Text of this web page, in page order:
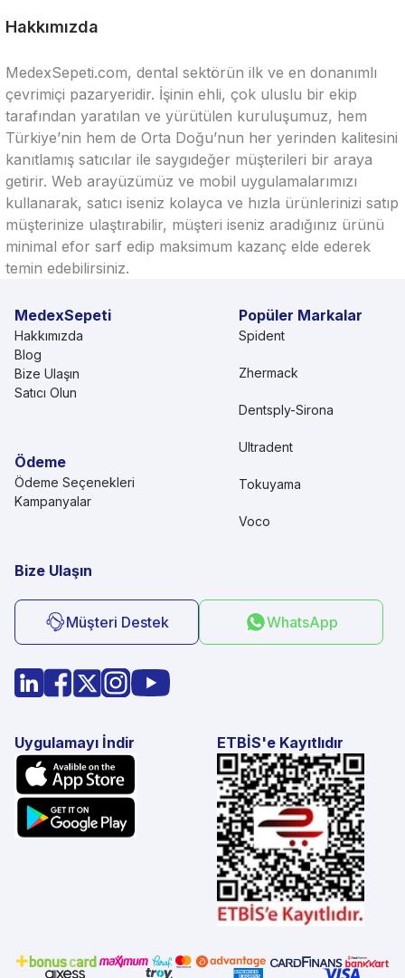
Hakkımızda
MedexSepeti.com, dental sektörün ilk ve en donanımlı
çevrimiçi pazaryeridir. İşinin ehli, çok uluslu bir ekip
tarafından yaratılan ve yürütülen kuruluşumuz, hem
Türkiye’nin hem de Orta Doğu’nun her yerinden kalitesini
kanıtlamış satıcılar ile saygıdeğer müşterileri bir araya
getirir. Web arayüzümüz ve mobil uygulamalarımızı
kullanarak, satıcı iseniz kolayca ve hızla ürünlerinizi satıp
müşterinize ulaştırabilir, müşteri iseniz aradığınız ürünü
minimal efor sarf edip maksimum kazanç elde ederek
temin edebilirsiniz.
MedexSepeti
Hakkımızda
Blog
Bize Ulaşın
Satıcı Olun
Ödeme
Ödeme Seçenekleri
Kampanyalar
Popüler Markalar
Spident
Zhermack
Dentsply-Sirona
Ultradent
Tokuyama
Voco
Bize Ulaşın
Müşteri Destek WhatsApp
Uygulamayı İndir ETBİS'e Kayıtlıdır